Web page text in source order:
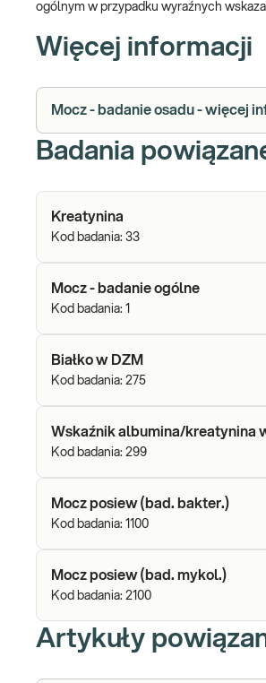
ogólnym w przypadku wyraźnych
Więcej informacji
Mocz - badanie osadu - więcej
Badania
Kreatynina
Kod badania: 33
Mocz - badanie ogólne
Kod badania: 1
Białko w DZM
Kod badania: 275
Wskaźnik albumina/kreatynina
Kod badania: 299
Mocz posiew (bad. bakter.)
Kod badania: 1100
Mocz posiew (bad. mykol.)
Kod badania: 2100
Artykuły